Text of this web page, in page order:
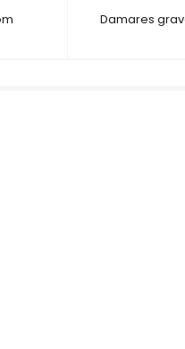
Damares